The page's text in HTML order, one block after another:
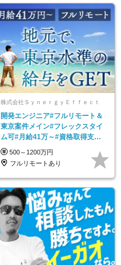
株式会社ＳｙｎｅｒｇｙＥｆｆｅｃｔ
開発エンジニア#フルリモート＆
東京案件メイン#フレックスタイ
ム可#月給41万～#資格取得支援#
育児中の社員活躍
500～1200万円
フルリモートあり